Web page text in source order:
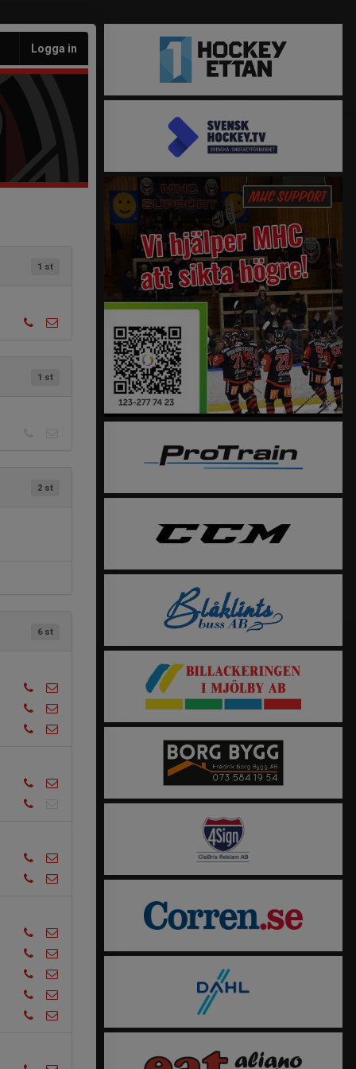
Logga in
1 st
1 st
2 st
6 st